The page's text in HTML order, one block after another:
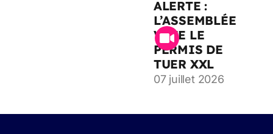
ALERTE :
L’ASSEMBLÉE
VOTE LE
PERMIS DE
TUER XXL
07 juillet 2026